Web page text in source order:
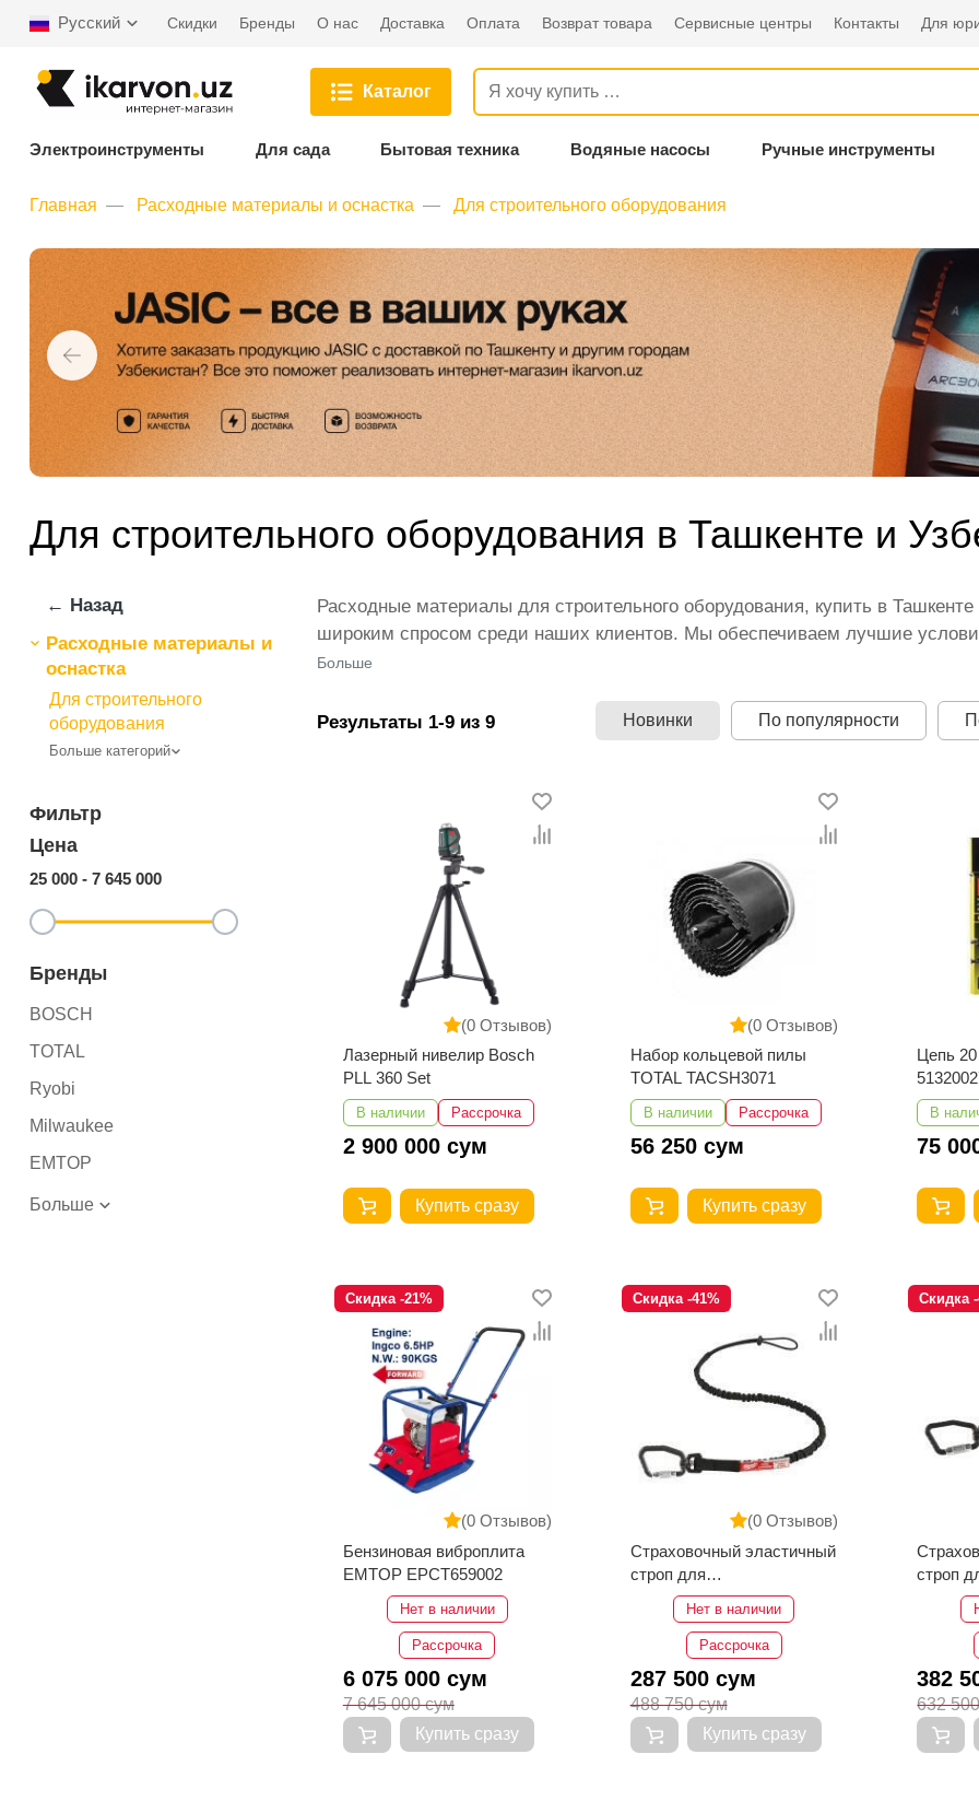
Русский Скидки Бренды О нас Доставка Оплата Возврат товара Сервисные центры Контакты Для
Каталог
Электроинструменты Для сада Бытовая техника Водяные насосы Ручные инструменты
Главная Расходные материалы и оснастка Для строительного оборудования
Для строительного оборудования в Ташкенте и
← Назад
Расходные материалы и
оснастка
Для строительного
оборудования
Больше категорий
Фильтр
Цена
25 000 - 7 645 000
Бренды
BOSCH
TOTAL
Ryobi
Milwaukee
EMTOP
Больше
Расходные материалы для строительного оборудования, купить в
широким спросом среди наших клиентов. Мы обеспечиваем лучшие
материалы для строительного оборудования в интернет-магазине
дополняет лучшая по Узбекистану стоимость, Расходные материалы для
самый широкий диапазон цен. Причем здесь представлена оптимальная
Больше
Результаты 1-9 из 9 Новинки По популярности
(0 Отзывов)
Лазерный нивелир Bosch
PLL 360 Set
В наличии Рассрочка
2 900 000 сум
Купить сразу
(0 Отзывов)
Набор кольцевой пилы
TOTAL TACSH3071
В наличии Рассрочка
56 250 сум
Купить сразу
Цепь
В
75
(0 Отзывов)
Скидка -21%
Бензиновая виброплита
EMTOP EPCT659002
Нет в наличии
Рассрочка
6 075 000 сум
7 645 000 сум
Купить сразу
(0 Отзывов)
Скидка -41%
Страховочный эластичный
строп для
электроинструмента
MILWAUKEE 6.8кг
Нет в наличии
Рассрочка
287 500 сум
488 750 сум
Купить сразу
Скидка
строп
382
632